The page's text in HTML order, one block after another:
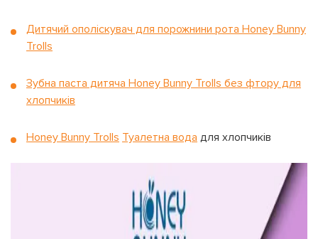
Дитячий ополіскувач для порожнини рота Honey Bunny
Trolls
Зубна паста дитяча Honey Bunny Trolls без фтору для
хлопчиків
Honey Bunny Trolls Туалетна вода для хлопчиків